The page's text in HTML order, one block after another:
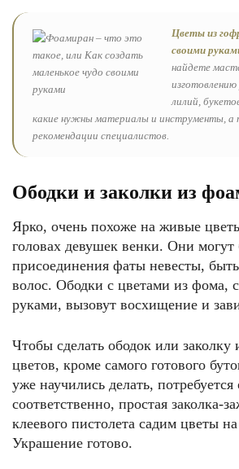
Цветы из
своими
найдете
лилий,
какие нужны материалы и инструменты,
рекомендации специалистов.
Ободки и заколки из
Ярко, очень похоже на живые
головах девушек венки. Они могут
присоединения фаты невесты,
волос. Ободки с цветами из фома,
руками, вызовут восхищение и
Чтобы сделать ободок или заколку
цветов, кроме самого готового
уже научились делать,
соответственно, простая
клеевого пистолета садим цветы
Украшение готово.